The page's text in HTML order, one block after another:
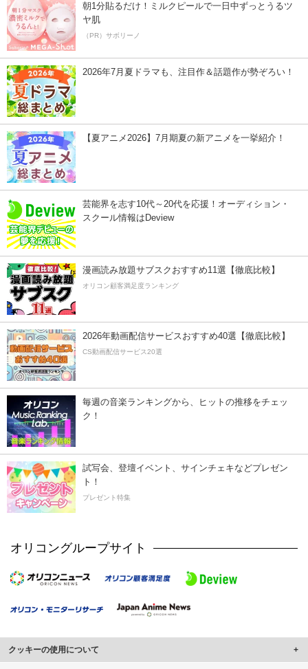
朝1分貼るだけ！ミルクピールで一日中ずっとうるツ
ヤ肌
（PR）サボリーノ
2026年7月夏ドラマも、注目作＆話題作が勢ぞろい！
【夏アニメ2026】7月期夏の新アニメを一挙紹介！
芸能界を志す10代～20代を応援！オーディション・
スクール情報はDeview
漫画読み放題サブスクおすすめ11選【徹底比較】
オリコン顧客満足度ランキング
2026年動画配信サービスおすすめ40選【徹底比較】
CS動画配信サービス20選
毎週の音楽ランキングから、ヒットの推移をチェッ
ク！
試写会、登壇イベント、サインチェキなどプレゼン
ト！
プレゼント特集
オリコングループサイト
クッキーの使用について